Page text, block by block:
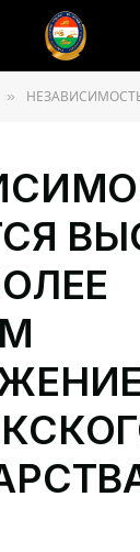
» НЕЗАВИСИМОСТЬ ЯВЛЯЕТСЯ ВЫСШИМ И НАИБОЛЕЕ